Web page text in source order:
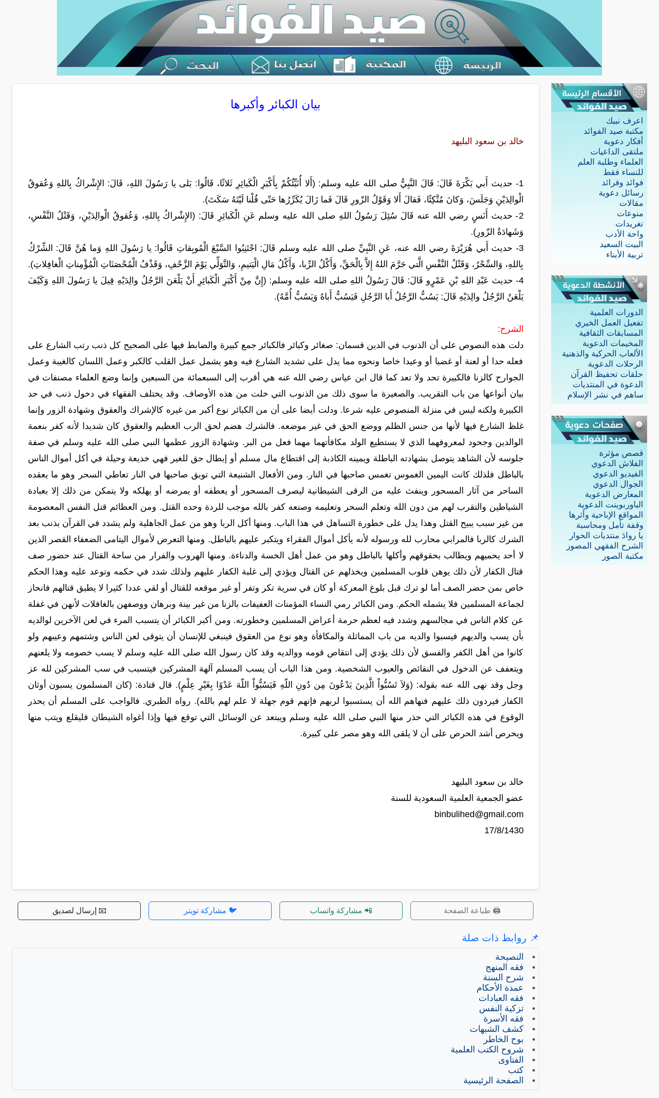
اعرف نبيك
مكتبة صيد الفوائد
أفكار دعوية
ملتقى الداعيات
العلماء وطلبة العلم
للنساء فقط
فوائد وفرائد
رسائل دعوية
مقالات
منوعات
تغريدات
واحة الأدب
البيت السعيد
تربية الأبناء
الدورات العلمية
تفعيل العمل الخيري
المسابقات الثقافية
المخيمات الدعوية
الألعاب الحركية والذهنية
الرحلات الدعوية
حلقات تحفيظ القرآن
الدعوة في المنتديات
ساهم في نشر الإسلام
قصص مؤثرة
الفلاش الدعوي
الفيديو الدعوي
الجوال الدعوي
المعارض الدعوية
الباوربوينت الدعوية
المواقع الإباحية وأثرها
وقفة تأمل ومحاسبة
يا روادَ منتديات الحوار
الشرح الفقهي المصور
مكتبة الصور
بيان الكبائر وأكبرها
خالد بن سعود البليهد
1- حديث أَبي بَكْرَةَ قَالَ: قَالَ النَّبِيُّ صلى الله عليه وسلم: (أَلا أُنَبِّئُكُمْ بِأَكْبَرِ الْكَبائِرِ ثَلاثًا، قَالُوا: بَلى يا رَسُولَ اللهِ، قَالَ: الإِشْراكُ بِاللهِ وَعُقوقُ
الْوالِدَيْنِ وَجَلَسَ، وَكانَ مُتَّكِئًا، فَقالَ أَلا وَقَوْلُ الزّورِ قَالَ فَما زَالَ يُكَرِّرُها حَتّى قُلْنا لَيْتَهُ سَكَتَ).
2- حديث أَنَسٍ رضي الله عنه قَالَ سُئِلَ رَسُولُ اللهِ صلى الله عليه وسلم عَنِ الْكَبائِرِ قَالَ: (الإِشْراكُ بِاللهِ، وَعُقوقُ الْوالِدَيْنِ، وَقَتْلُ النَّفْسِ،
وَشَهادَةُ الزّورِ).
3- حديث أَبي هُرَيْرَةَ رضي الله عنه، عَنِ النَّبِيِّ صلى الله عليه وسلم قَالَ: اجْتَنِبُوا السَّبْعَ الْمُوبِقاتِ قَالُوا: يا رَسُولَ اللهِ وَما هُنَّ قَالَ: الشِّرْكُ
بِاللهِ، وَالسِّحْرُ، وَقَتْلُ النَّفْسِ الَّتي حَرَّمَ اللهُ إِلاَّ بِالْحَقِّ، وَأَكْلُ الرِّبا، وَأَكْلُ مَالِ الْيَتيمِ، وَالتَّوَلِّي يَوْمَ الزَّحْفِ، وَقَذْفُ الْمُحْصَنَاتِ الْمُؤْمِناتِ الْغافِلاتِ).
4- حديث عَبْدِ اللهِ بْنِ عَمْرٍو قَالَ: قَالَ رَسُولُ اللهِ صلى الله عليه وسلم: (إِنَّ مِنْ أَكْبَرِ الْكَبائِرِ أَنْ يَلْعَنَ الرَّجُلُ والِدَيْهِ قِيلَ يا رَسُولَ اللهِ وَكَيْفَ
يَلْعَنُ الرَّجُلُ والِدَيْهِ قَالَ: يَسُبُّ الرَّجُلُ أَبا الرَّجُلِ فَيَسُبُّ أَباهُ وَيَسُبُّ أُمَّهُ).
الشرح:
دلت هذه النصوص على أن الذنوب في الدين قسمان: صغائر وكبائر فالكبائر جمع كبيرة والضابط فيها على الصحيح كل ذنب رتب الشارع على
فعله حدا أو لعنة أو غضبا أو وعيدا خاصا ونحوه مما يدل على تشديد الشارع فيه وهو يشمل عمل القلب كالكبر وعمل اللسان كالغيبة وعمل
الجوارح كالزنا فالكبيرة تحد ولا تعد كما قال ابن عياس رضي الله عنه هي أقرب إلى السبعمائة من السبعين وإنما وضع العلماء مصنفات في
بيان أنواعها من باب التقريب. والصغيرة ما سوى ذلك من الذنوب التي خلت من هذه الأوصاف. وقد يختلف الفقهاء في دخول ذنب في حد
الكبيرة ولكنه ليس في منزلة المنصوص عليه شرعا. ودلت أيضا على أن من الكبائر نوع أكبر من غيره كالإشراك والعقوق وشهادة الزور وإنما
غلظ الشارع فيها لأنها من جنس الظلم ووضع الحق في غير موضعه. فالشرك هضم لحق الرب العظيم والعقوق كان شديدا لأنه كفر بنعمة
الوالدين وجحود لمعروفهما الذي لا يستطيع الولد مكافأتهما مهما فعل من البر. وشهادة الزور عظمها النبي صلى الله عليه وسلم في صفة
جلوسه لأن الشاهد يتوصل بشهادته الباطلة ويمينه الكاذبة إلى اقتطاع مال مسلم أو إبطال حق للغير فهي خديعة وحيلة في أكل أموال الناس
بالباطل فلذلك كانت اليمين الغموس تغمس صاحبها في النار. ومن الأفعال الشنيعة التي توبق صاحبها في النار تعاطي السحر وهو ما يعقده
الساحر من آثار المسحور وينفث عليه من الرقى الشيطانية ليصرف المسحور أو يعطفه أو يمرضه أو يهلكه ولا يتمكن من ذلك إلا بعبادة
الشياطين والتقرب لهم من دون الله وتعلم السحر وتعليمه وصنعه كفر بالله موجب للردة وحده القتل. ومن العظائم قتل النفس المعصومة
من غير سبب يبيح القتل وهذا يدل على خطورة التساهل في هذا الباب. ومنها أكل الربا وهو من عمل الجاهلية ولم يشدد في القرآن بذنب بعد
الشرك كالربا فالمرابي محارب لله ورسوله لأنه يأكل أموال الفقراء ويتكبر عليهم بالباطل. ومنها التعرض لأموال اليتامى الضعفاء القصر الذين
لا أحد يحميهم ويطالب بحقوقهم وأكلها بالباطل وهو من عمل أهل الخسة والدناءة. ومنها الهروب والفرار من ساحة القتال عند حضور صف
قتال الكفار لأن ذلك يوهن قلوب المسلمين ويخذلهم عن القتال ويؤدي إلى غلبة الكفار عليهم ولذلك شدد في حكمه وتوعد عليه وهذا الحكم
خاص بمن حضر الصف أما لو ترك قبل بلوغ المعركة أو كان في سرية تكر وتفر أو غير موقعه للقتال أو لقي عددا كثيرا لا يطيق قتالهم فانحاز
لجماعة المسلمين فلا يشمله الحكم. ومن الكبائر رمي النساء المؤمنات العفيفات بالزنا من غير بينة وبرهان ووصفهن بالغافلات لأنهن في غفلة
عن كلام الناس في مجالسهم وشدد فيه لعظم حرمة أعراض المسلمين وخطورته. ومن أكبر الكبائر أن يتسبب المرء في لعن الآخرين لوالديه
بأن يسب والديهم فيسبوا والديه من باب المماثلة والمكافأة وهو نوع من العقوق فينبغي للإنسان أن يتوقى لعن الناس وشتمهم وعيبهم ولو
كانوا من أهل الكفر والفسق لأن ذلك يؤدي إلى انتقاص قومه ووالديه وقد كان رسول الله صلى الله عليه وسلم لا يسب خصومه ولا يلعنهم
ويتعفف عن الدخول في النقائص والعيوب الشخصية. ومن هذا الباب أن يسب المسلم آلهة المشركين فيتسبب في سب المشركين لله عز
وجل وقد نهى الله عنه بقوله: (وَلاَ تَسُبُّواْ الَّذِينَ يَدْعُونَ مِن دُونِ اللّهِ فَيَسُبُّواْ اللّهَ عَدْوًا بِغَيْرِ عِلْمٍ). قال قتادة: (كان المسلمون يسبون أوثان
الكفار فيردون ذلك عليهم فنهاهم الله أن يستسبوا لربهم فإنهم قوم جهلة لا علم لهم بالله). رواه الطبري. فالواجب على المسلم أن يحذر
الوقوع في هذه الكبائر التي حذر منها النبي صلى الله عليه وسلم ويبتعد عن الوسائل التي توقع فيها وإذا أغواه الشيطان فليقلع ويتب منها
ويحرص أشد الحرص على أن لا يلقى الله وهو مصر على كبيرة.
خالد بن سعود البليهد
عضو الجمعية العلمية السعودية للسنة
binbulihed@gmail.com
17/8/1430
🖨️ طباعة الصفحة 📲 مشاركة واتساب 🐦 مشاركة تويتر 📧 إرسال لصديق
📌 روابط ذات صلة
النصيحة
فقه المنهج
شرح السنة
عمدة الأحكام
فقه العبادات
تزكية النفس
فقه الأسرة
كشف الشبهات
بوح الخاطر
شروح الكتب العلمية
الفتاوى
كتب
الصفحة الرئيسية